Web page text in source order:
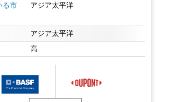
る市
アジア太平洋
アジア太平洋
高